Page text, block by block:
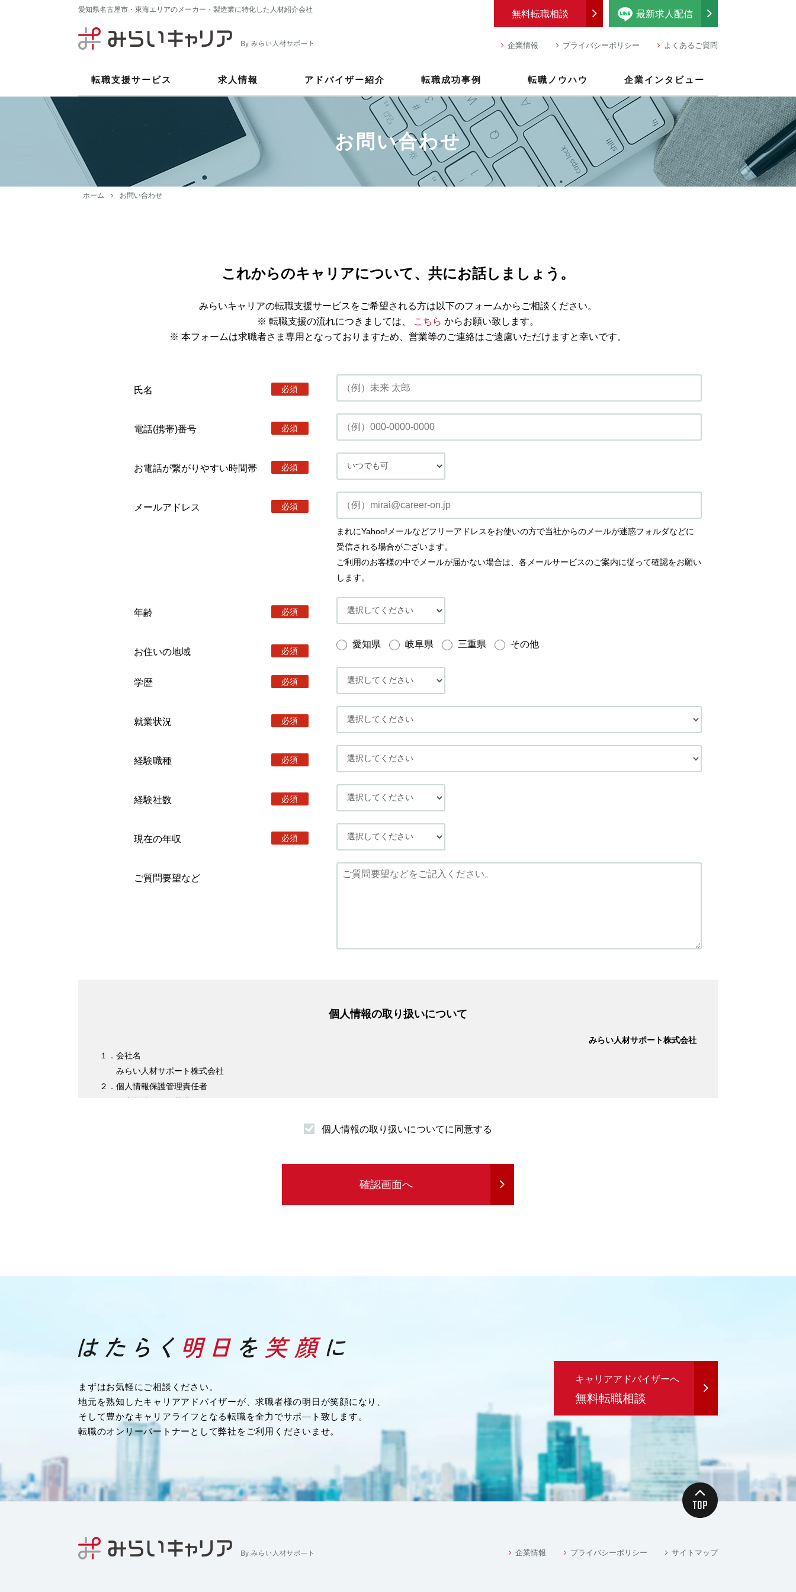
愛知県名古屋市・東海エリアのメーカー・製造業に特化した人材紹介会社 最新求人配信
無料転職相談
企業情報 プライバシーポリシー よくあるご質問
転職支援サービス 求人情報 アドバイザー紹介 転職成功事例 転職ノウハウ 企業インタビュー
お問い合わせ
ホーム お問い合わせ
これからのキャリアについて、共にお話しましょう。
みらいキャリアの転職支援サービスをご希望される方は以下のフォームからご相談ください。
※ 転職支援の流れにつきましては、
こちら からお願い致します。
※ 本フォームは求職者さま専用となっておりますため、営業等のご連絡はご遠慮いただけますと幸いです。
氏名 必須
電話(携帯)番号 必須
お電話が繋がりやすい時間帯 必須
メールアドレス 必須
まれにYahoo!メールなどフリーアドレスをお使いの方で当社からのメールが迷惑フォルダなどに
受信される場合がございます。
ご利用のお客様の中でメールが届かない場合は、各メールサービスのご案内に従って確認をお願い
します。
年齢 必須
お住いの地域 必須
愛知県 岐阜県 三重県 その他
学歴 必須
就業状況 必須
経験職種 必須
経験社数 必須
現在の年収 必須
ご質問要望など
個人情報の取り扱いについて
みらい人材サポート株式会社
１．会社名
みらい人材サポート株式会社
２．個人情報保護管理責任者
・企業様へ各種連絡を行うため
・応募や採用面接、業務連絡を行う為
（５）当社従業者の情報
・人事や労務、福利厚生などの業務連絡のため
る場合があります。ただし、委託先に開示するお客様の個人情報は、当該業務の委託に必要となる
最小限の個人情報のみとし、かつ使用範囲もその範囲に限定します。
尚、委託先は、十分な個人情報の保護水準を満たしている委託先を選定し、安全管理が図られるよ
５．個人情報の第三者への提供について
個人情報の取り扱いについてに同意する
確認画面へ
まずはお気軽にご相談ください。
地元を熟知したキャリアアドバイザーが、求職者様の明日が笑顔になり、
そして豊かなキャリアライフとなる転職を全力でサポ―ト致します。
転職のオンリーパートナーとして弊社をご利用くださいませ。
キャリアアドバイザーへ
無料転職相談
企業情報 プライバシーポリシー サイトマップ